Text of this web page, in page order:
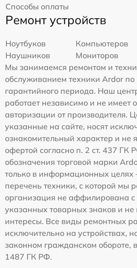
Способы оплаты
Ремонт устройств
Ноутбуков
Компьютеров
Наушников
Мониторов
Мы занимаемся ремонтом и
обслуживанием техники Ardor по
гарантийного периода. Наш
работает независимо и не имеет
авторизации от производителя.
указанные на сайте, носят
ознакомительный характер и не
офертой согласно п. 2 ст. 437 ГК
обозначения торговой марки
только в информационных целях
перечень техники, с которой мы
организация не аффилирована
указанных товарных знаков и не
интересы. Все виды ремонтных
исключительно на устройствах,
законном гражданском обороте, в
1487 ГК РФ.